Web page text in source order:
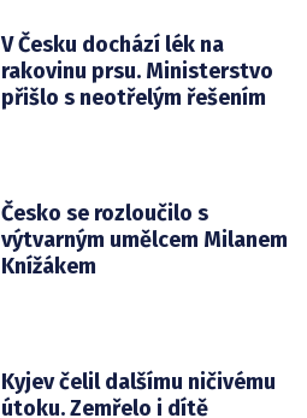
V Česku dochází lék na
rakovinu prsu. Ministerstvo
přišlo s neotřelým řešením
Česko se rozloučilo s
výtvarným umělcem Milanem
Knížákem
Kyjev čelil dalšímu ničivému
útoku. Zemřelo i dítě